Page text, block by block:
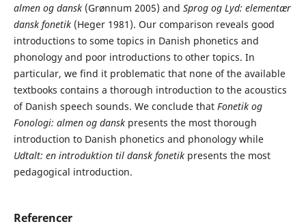
almen og dansk (Grønnum 2005) and Sprog og Lyd: elementær
dansk fonetik (Heger 1981). Our comparison reveals good
introductions to some topics in Danish phonetics and
phonology and poor introductions to other topics. In
particular, we find it problematic that none of the available
textbooks contains a thorough introduction to the acoustics
of Danish speech sounds. We conclude that Fonetik og
Fonologi: almen og dansk presents the most thorough
introduction to Danish phonetics and phonology while
Udtalt: en introduktion til dansk fonetikpresents the most
pedagogical introduction.
Referencer